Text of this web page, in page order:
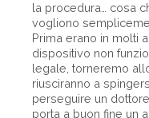
la procedura… cosa
vogliono
Prima erano in molti
dispositivo non
legale, torneremo
riusciranno a
perseguire un
porta a buon fine un